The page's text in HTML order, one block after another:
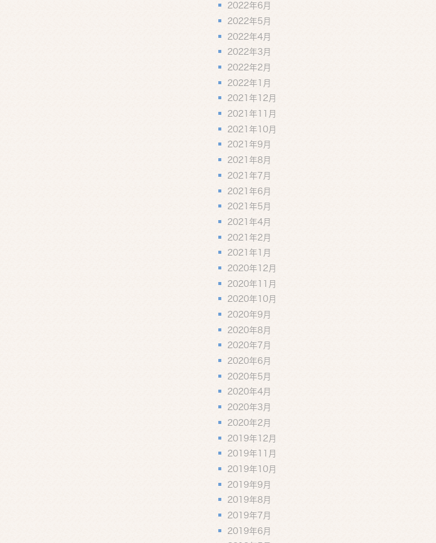
2022年6月
2022年5月
2022年4月
2022年3月
2022年2月
2022年1月
2021年12月
2021年11月
2021年10月
2021年9月
2021年8月
2021年7月
2021年6月
2021年5月
2021年4月
2021年2月
2021年1月
2020年12月
2020年11月
2020年10月
2020年9月
2020年8月
2020年7月
2020年6月
2020年5月
2020年4月
2020年3月
2020年2月
2019年12月
2019年11月
2019年10月
2019年9月
2019年8月
2019年7月
2019年6月